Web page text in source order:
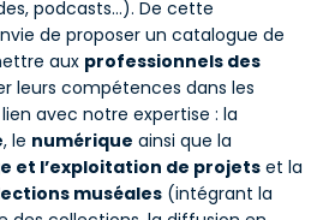
podcasts…). De cette
de proposer un catalogue de
aux professionnels des
leurs compétences dans les
avec notre expertise : la
, le numérique ainsi que la
et l’exploitation de projets et la
muséales (intégrant la